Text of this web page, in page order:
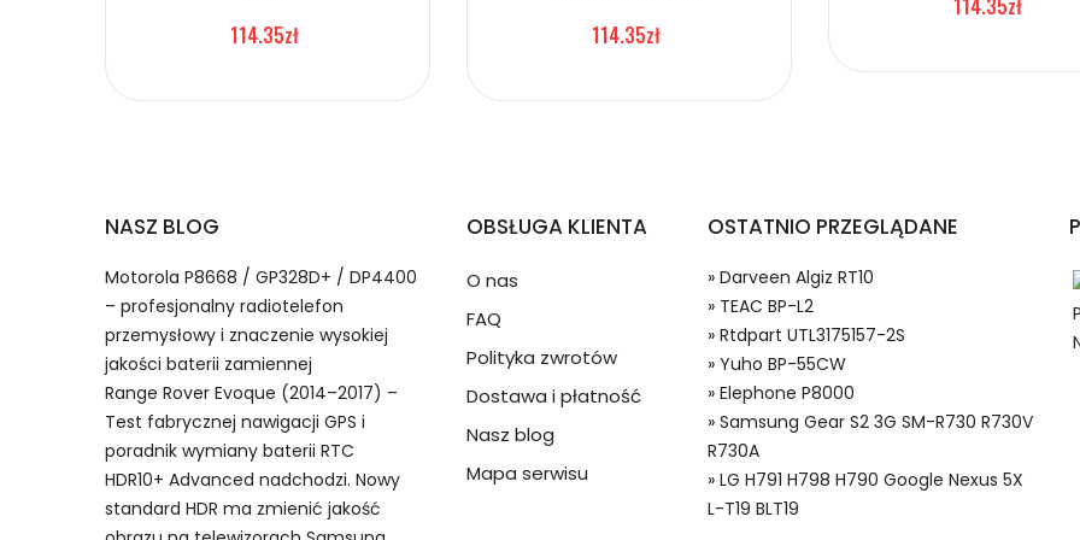
Baterie do Zegarków Samsung Samsung Gear S2 3G SM-R730 R730V R730A
Dzięki ochronie kupujących w systemie PayPal możesz odzyskać całkowitą wartość
przedmiot do Ciebie nie dotrze lub będzie się znacznie różnić od opisu.
1.Model urządzenia
Numer produktu ładowarki
Model urządzeniaSamsung Samsung Gear S2 3G SM-R730 R730V R730A bateria, Samsung Gear S2 3G SM-R730
bateria do Samsung Samsung Gear S2 3G SM-R730 R730V R730A,Samsung Gear S2 3G SM-R730 R730V R730A
114.35zł 114.35zł
114.35zł
NASZ BLOG
Motorola P8668 / GP328D+ / DP4400
– profesjonalny radiotelefon
przemysłowy i znaczenie wysokiej
jakości baterii zamiennej
Range Rover Evoque (2014–2017) –
Test fabrycznej nawigacji GPS i
poradnik wymiany baterii RTC
HDR10+ Advanced nadchodzi. Nowy
standard HDR ma zmienić jakość
OBSŁUGA KLIENTA
O nas
FAQ
Polityka zwrotów
Dostawa i płatność
Nasz blog
Mapa serwisu
OSTATNIO PRZEGLĄDANE
» Darveen Algiz RT10
» TEAC BP-L2
» Rtdpart UTL3175157-2S
» Yuho BP-55CW
» Elephone P8000
» Samsung Gear S2 3G SM-R730 R730V
R730A
» LG H791 H798 H790 Google Nexus 5X
L-T19 BLT19